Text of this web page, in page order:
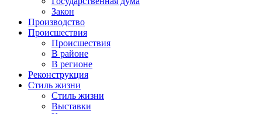
Закон
Производство
Происшествия
Происшествия
В районе
В регионе
Реконструкция
Стиль жизни
Стиль жизни
Выставки